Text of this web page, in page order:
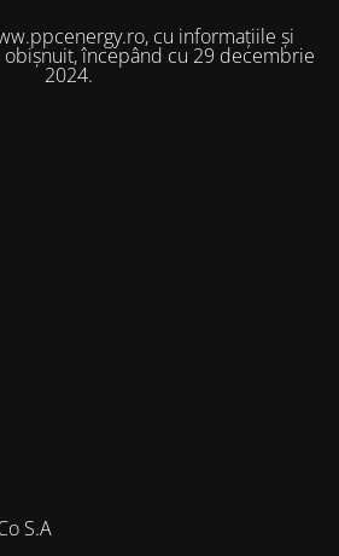
cu informațiile și
începând cu 29 decembrie
2024.
S.A